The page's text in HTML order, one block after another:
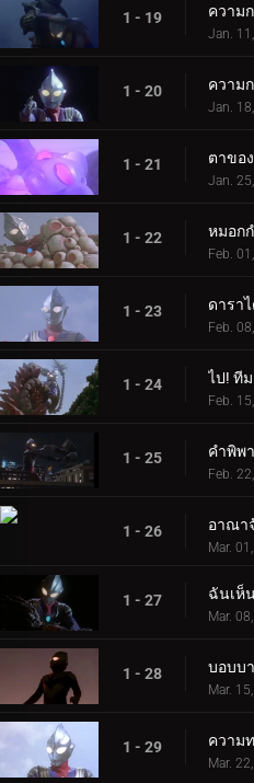
1 - 19 ความ
Jan.
1 - 20 ความ
Jan.
1 - 21 ตาขอ
Jan.
1 - 22 หมอก
Feb.
1 - 23 ดารา
Feb.
1 - 24 ไป! ที
Feb.
1 - 25 คำพิพ
Feb.
1 - 26 อาณา
Mar.
1 - 27 ฉันเห็
Mar.
1 - 28 บอบบ
Mar.
1 - 29 ความ
Mar.